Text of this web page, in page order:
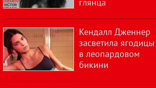
Кендалл Дженнер
засветила ягодицы
в леопардовом
бикини